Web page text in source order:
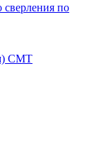
сверления по
СМТ